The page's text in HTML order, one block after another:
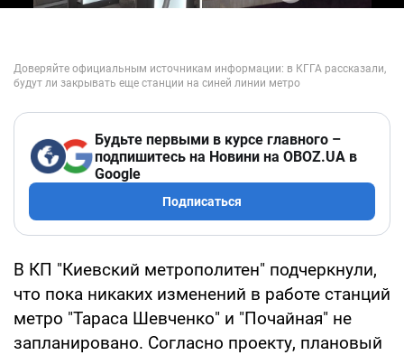
Будьте первыми в курсе главного –
подпишитесь на Новини на OBOZ.UA в
Google
Подписаться
В КП "Киевский метрополитен" подчеркнули,
что пока никаких изменений в работе станций
метро "Тараса Шевченко" и "Почайная" не
запланировано. Согласно проекту, плановый